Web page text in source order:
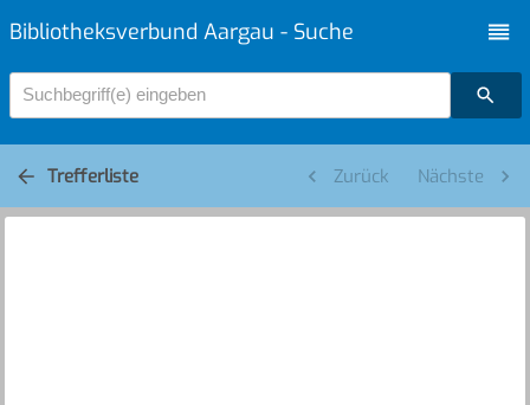
Bibliotheksverbund Aargau - Suche
Suchbegriff(e) eingeben
Trefferliste Zurück Nächste